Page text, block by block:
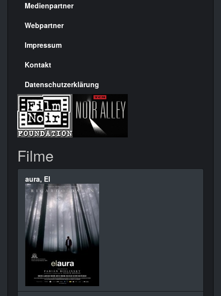
Menülinks
rechte
Seite
Medienpartner
Webpartner
Impressum
Kontakt
Datenschutzerklärung
Filme
aura, El